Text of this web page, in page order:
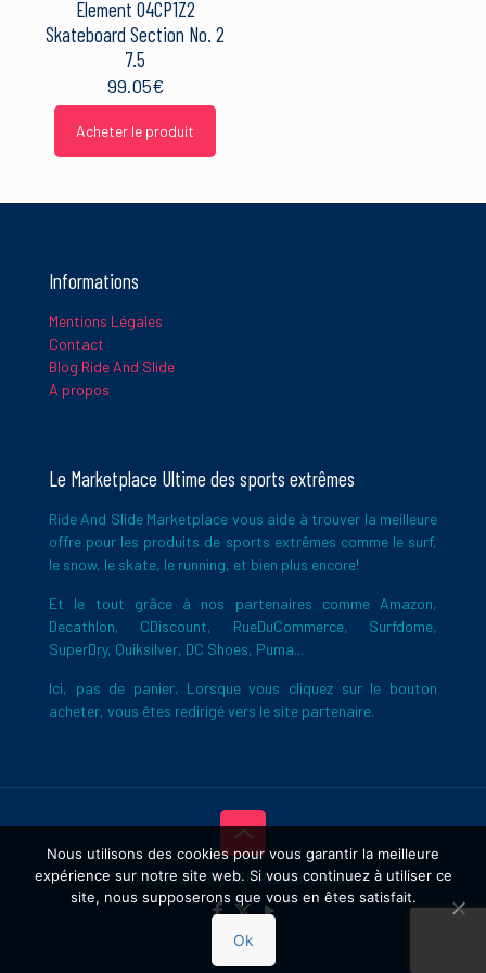
Nom
plus sur la façon dont les données de vos commentaires sont
traitées.
Element 04CP1Z2
Skateboard Section No. 2
7.5
99.05€
Acheter le produit
Informations
Mentions Légales
Contact
Blog Ride And Slide
A propos
Le Marketplace Ultime des sports extrêmes
Ride And Slide Marketplace vous aide à trouver la meilleure
offre pour les produits de sports extrêmes comme le surf,
le snow, le skate, le running, et bien plus encore!
Et le tout grâce à nos partenaires comme Amazon,
Decathlon, CDiscount, RueDuCommerce, Surfdome,
SuperDry, Quiksilver, DC Shoes, Puma...
Ici, pas de panier. Lorsque vous cliquez sur le bouton
acheter, vous êtes redirigé vers le site partenaire.
Copyright © 2026 Ride And Slide
Nous utilisons des cookies pour vous garantir la meilleure
expérience sur notre site web. Si vous continuez à utiliser ce
site, nous supposerons que vous en êtes satisfait.
Ok